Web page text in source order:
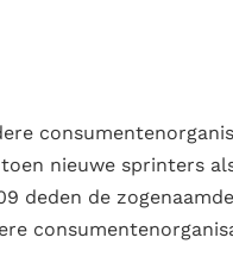
nieuwe sprinters
deden de